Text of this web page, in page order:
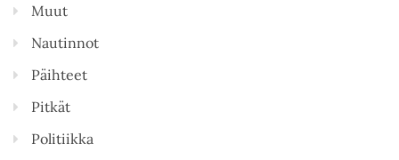
Muut
Nautinnot
Päihteet
Pitkät
Politiikka